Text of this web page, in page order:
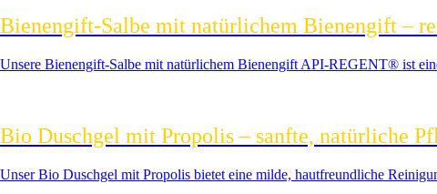
Bienengift-Salbe mit natürlichem Bienengift –
Unsere Bienengift-Salbe mit natürlichem Bienengift API-REGENT® ist
Bio Duschgel mit Propolis – sanfte, natürliche
Unser Bio Duschgel mit Propolis bietet eine milde, hautfreundliche